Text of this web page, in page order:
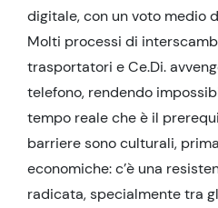
digitale, con un voto medio
Molti processi di
trasportatori e Ce.Di.
telefono, rendendo
tempo reale che è il
barriere sono culturali,
economiche: c’è una
radicata, specialmente tra